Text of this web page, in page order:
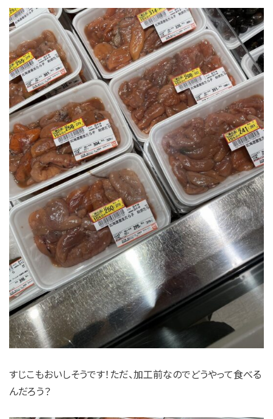
すじこもおいしそうです！ただ、加工前なのでどうやって食べる
んだろう？